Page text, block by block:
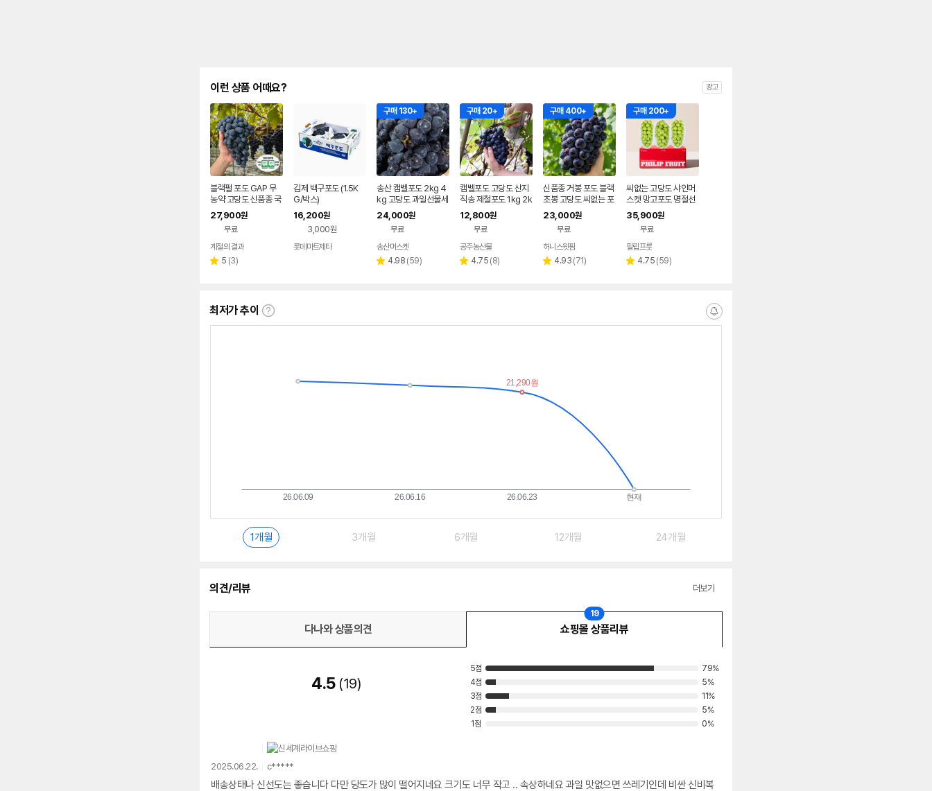
이런 상품 어때요? 광고
블랙펄 포도 GAP 무
농약 고당도 신품종 국
산포도
27,900원
무료
계절의 결과
별 5 리
(3)
김제 백구포도 (1.5K
G/박스)
16,200원
3,000원
롯데마트제타
구매 130+
송산 캠벨포도 2kg 4
kg 고당도 과일선물세
트 제철과일 실속형 선
물용 수출용 gap
24,000원
무료
페이
송산머스켓
별 4.98 리
(59)
구매 20+
캠벨포도 고당도 산지
직송 제철포도 1kg 2k
g
12,800원
무료
공주농산물
별 4.75 리
(8)
구매 400+
신품종 거봉 포도 블랙
초봉 고당도 씨없는 포
도 1.5kg
23,000원
무료
허니스윗팜
별 4.93 리
(71)
구매 200+
씨없는 고당도 샤인머
스켓 망고포도 명절선
물 부모님선물 2kg, 4
kg
35,900원
무료
필립프룻
별 4.75 리
(59)
최저가 추이
최
알
1개월 3개월 6개월 12개월 24개월
의견/리뷰 더보기
다나와 상품의견 쇼핑몰 상품리뷰
19
4.5 19
5점
79%
4점
5%
3점
11%
2점
5%
1점
0%
2025.06.22. c*****
배송상태나 신선도는 좋습니다 다만 당도가 많이 떨어지네요 크기도 너무 작고 .. 속상하네요 과일 맛없으면 쓰레기인데 비싼 신비복